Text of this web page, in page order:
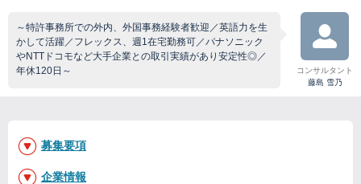
～特許事務所での外内、外国事務経験者歓迎／英語力を生
かして活躍／フレックス、週1在宅勤務可／パナソニック
やNTTドコモなど大手企業との取引実績があり安定性◎／
年休120日～
コンサルタント
藤島 雪乃
募集要項
企業情報